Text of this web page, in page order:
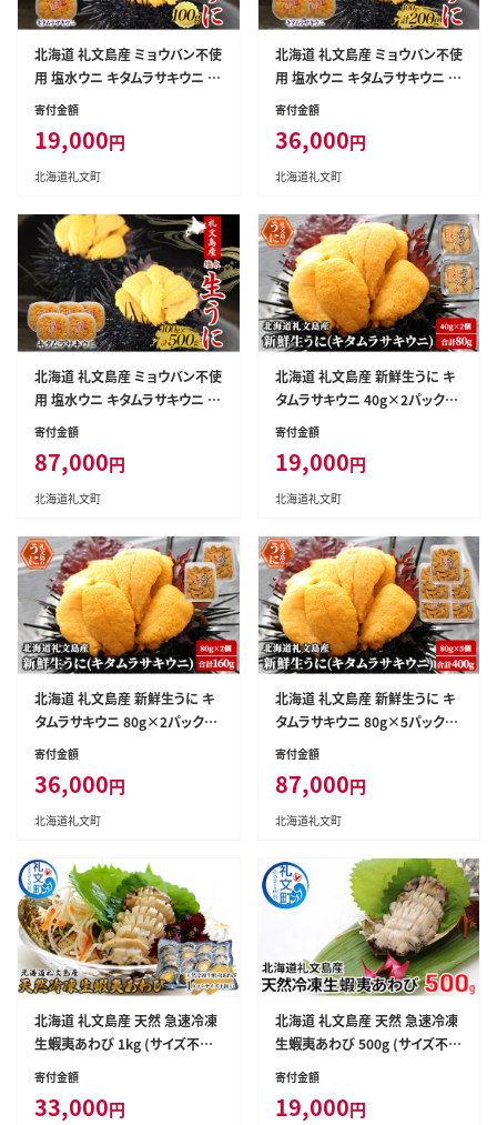
北海道 礼文島産 ミョウバン不使
用 塩水ウニ キタムラサキウニ 1
00g×1パック［野崎水産］【 うに
サキウニ 素材本来の味 海鮮 う
に丼 濃厚 甘み 産地直送 】
寄付金額
19,000円
北海道礼文町
北海道 礼文島産 ミョウバン不使
用 塩水ウニ キタムラサキウニ 1
00g×2パック［野崎水産］【 うに
サキウニ 素材本来の味 海鮮 う
に丼 濃厚 甘み 産地直送 】
寄付金額
36,000円
北海道礼文町
北海道 礼文島産 ミョウバン不使
用 塩水ウニ キタムラサキウニ 1
00g×5パック［野崎水産］【 うに
サキウニ 素材本来の味 海鮮 う
に丼 濃厚 甘み 産地直送 】
寄付金額
87,000円
北海道礼文町
北海道 礼文島産 新鮮生うに キ
タムラサキウニ 40g×2パック
［野崎水産］【 うに ウニ 雲丹 生う
海鮮 うに丼 甘み 産地直送 】
寄付金額
19,000円
北海道礼文町
北海道 礼文島産 新鮮生うに キ
タムラサキウニ 80g×2パック
［野崎水産］【 うに ウニ 雲丹 生う
海鮮 うに丼 甘み 産地直送 】
寄付金額
36,000円
北海道礼文町
北海道 礼文島産 新鮮生うに キ
タムラサキウニ 80g×5パック
［野崎水産］【 うに ウニ 雲丹 生う
海鮮 うに丼 甘み 産地直送 】
寄付金額
87,000円
北海道礼文町
北海道 礼文島産 天然 急速冷凍
生蝦夷あわび 1kg (サイズ不揃
い)［野崎水産］【 あわび アワビ
鮑 蝦夷あわび 冷凍あわび 刺身
バター焼き 天然 海鮮 ギフト 贈
寄付金額
33,000円
北海道 礼文島産 天然 急速冷凍
生蝦夷あわび 500g (サイズ不揃
い)［野崎水産］【 あわび アワビ
鮑 蝦夷あわび 冷凍あわび 刺身
バター焼き 天然 海鮮 ギフト 贈
寄付金額
19,000円